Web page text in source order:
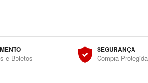
e Boletos
SEGURANÇA
Compra Protegida